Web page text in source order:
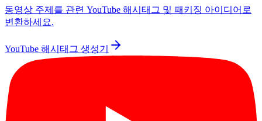
동영상 주제를 관련 YouTube 해시태그 및 패키징 아이디어로
변환하세요.
YouTube 해시태그 생성기